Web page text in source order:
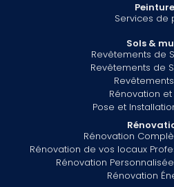
Peinture
Services de
Sols &
Revêtements de
Revêtements de
Rénovation et
Pose et
Rénovation
Rénovation de vos locaux
Rénovation
Rénovation